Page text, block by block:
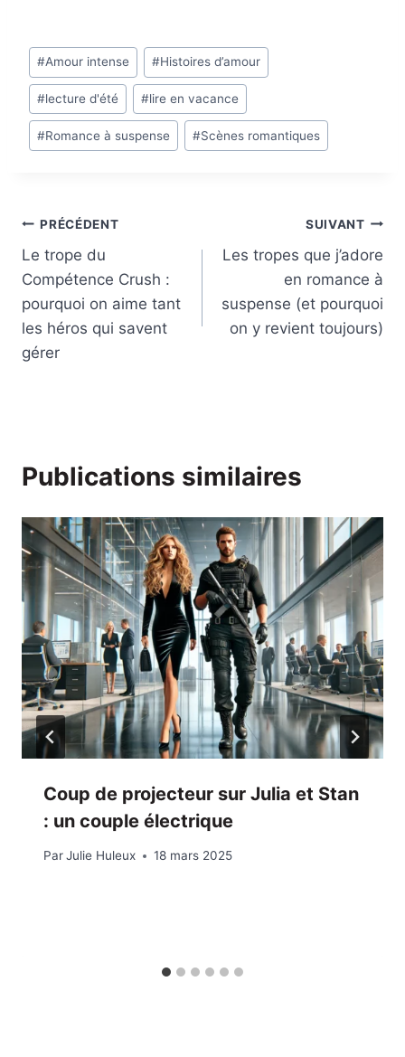
Étiquettes
de
la
publication :
#Amour intense #Histoires d’amour
#lecture d'été #lire en vacance
#Romance à suspense #Scènes romantiques
Navigation
de
l’article
PRÉCÉDENT
Le trope du
Compétence Crush :
pourquoi on aime tant
les héros qui savent
gérer
SUIVANT
Les tropes que j’adore
en romance à
suspense (et pourquoi
on y revient toujours)
Publications similaires
Coup de projecteur sur Julia et Stan
: un couple électrique
ParJulie Huleux 18 mars 2025